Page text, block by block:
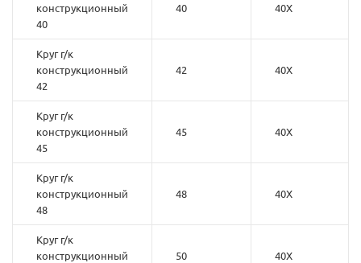
конструкционный
40
40 40Х
Круг г/к
конструкционный
42
42 40Х
Круг г/к
конструкционный
45
45 40Х
Круг г/к
конструкционный
48
48 40Х
Круг г/к
конструкционный
50 40Х